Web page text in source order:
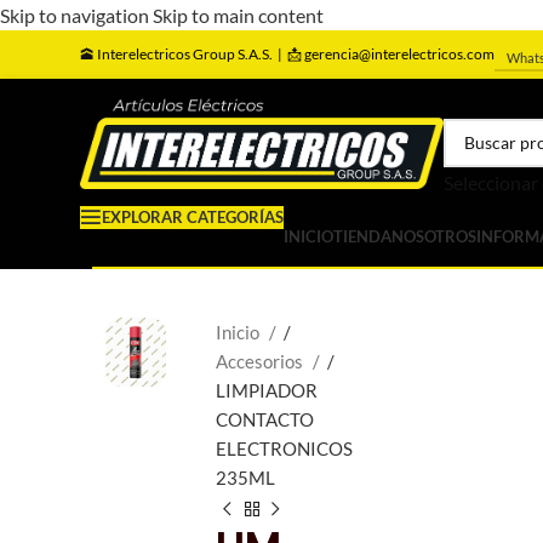
Skip to navigation Skip to main content
🕋 Interelectricos Group S.A.S. | 📩 gerencia@interelectricos.com
EXPLORAR CATEGORÍAS
INICIOTIENDANOSOTROS
Inicio
/
Accesorios
/
LIMPIADOR
CONTACTO
ELECTRONICOS
235ML